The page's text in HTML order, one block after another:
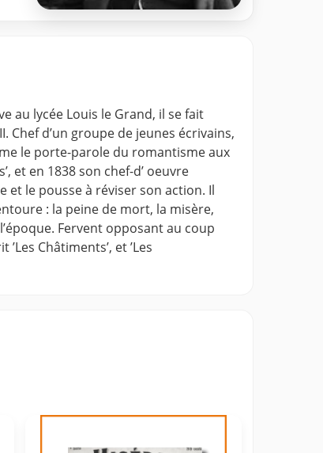
au lycée Louis le Grand, il se fait
Chef d’un groupe de jeunes écrivains,
le porte-parole du romantisme aux
et en 1838 son chef-d’ oeuvre
et le pousse à réviser son action. Il
: la peine de mort, la misère,
Fervent opposant au coup
Châtiments’, et ’Les